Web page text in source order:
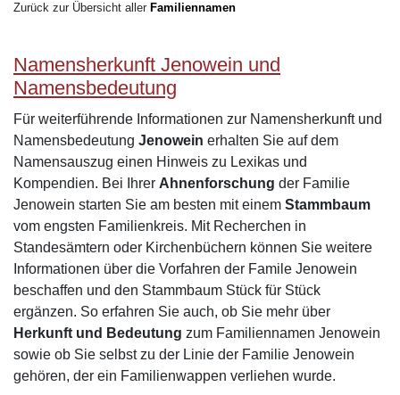
Zurück zur Übersicht aller Familiennamen
Namensherkunft Jenowein und
Namensbedeutung
Für weiterführende Informationen zur Namensherkunft und
Namensbedeutung Jenowein erhalten Sie auf dem
Namensauszug einen Hinweis zu Lexikas und
Kompendien. Bei Ihrer Ahnenforschung der Familie
Jenowein starten Sie am besten mit einem Stammbaum
vom engsten Familienkreis. Mit Recherchen in
Standesämtern oder Kirchenbüchern können Sie weitere
Informationen über die Vorfahren der Famile Jenowein
beschaffen und den Stammbaum Stück für Stück
ergänzen. So erfahren Sie auch, ob Sie mehr über
Herkunft und Bedeutung zum Familiennamen Jenowein
sowie ob Sie selbst zu der Linie der Familie Jenowein
gehören, der ein Familienwappen verliehen wurde.